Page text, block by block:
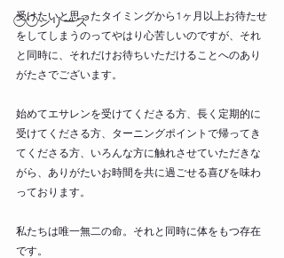
◯◯シリーズ
受けたいと思ったタイミングから1ヶ月以上お待たせ
をしてしまうのってやはり心苦しいのですが、それ
と同時に、それだけお待ちいただけることへのあり
がたさでございます。
始めてエサレンを受けてくださる方、長く定期的に
受けてくださる方、ターニングポイントで帰ってき
てくださる方、いろんな方に触れさせていただきな
がら、ありがたいお時間を共に過ごせる喜びを味わ
っております。
私たちは唯一無二の命。それと同時に体をもつ存在
です。